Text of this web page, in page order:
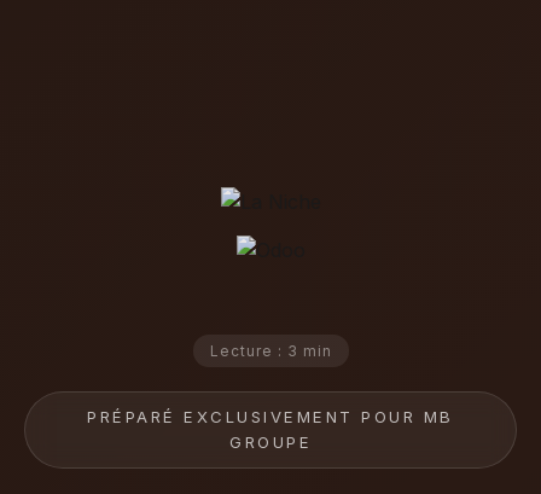
Lecture : 3 min
PRÉPARÉ EXCLUSIVEMENT POUR MB
GROUPE